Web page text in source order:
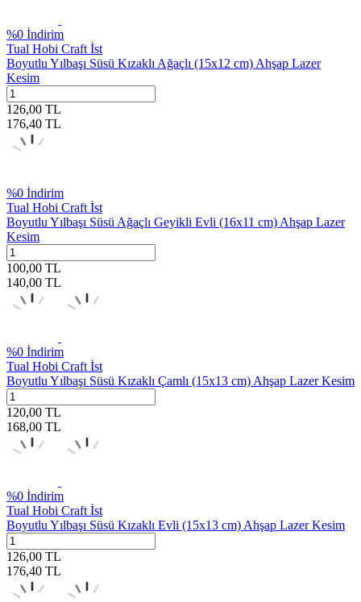
%0 İndirim
Tual Hobi Craft İst
Boyutlu Yılbaşı Süsü Kızaklı Ağaçlı (15x12 cm) Ahşap Lazer
Kesim
126,00 TL
176,40 TL
%0 İndirim
Tual Hobi Craft İst
Boyutlu Yılbaşı Süsü Ağaçlı Geyikli Evli (16x11 cm) Ahşap Lazer
Kesim
100,00 TL
140,00 TL
%0 İndirim
Tual Hobi Craft İst
Boyutlu Yılbaşı Süsü Kızaklı Çamlı (15x13 cm) Ahşap Lazer Kesim
120,00 TL
168,00 TL
%0 İndirim
Tual Hobi Craft İst
Boyutlu Yılbaşı Süsü Kızaklı Evli (15x13 cm) Ahşap Lazer Kesim
126,00 TL
176,40 TL